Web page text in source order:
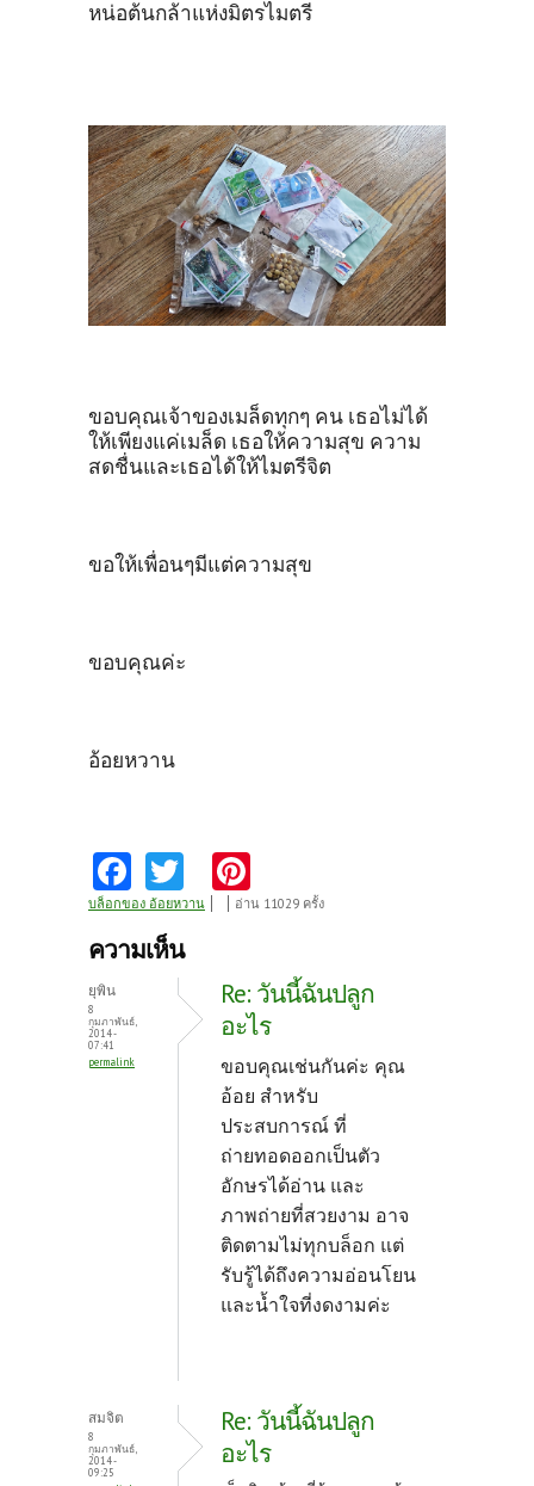
หน่อต้นกล้าแห่งมิตรไมตรี
ขอบคุณเจ้าของเมล็ดทุกๆ คน เธอไม่ได้
ให้เพียงแค่เมล็ด เธอให้ความสุข ความ
สดชื่นและเธอได้ให้ไมตรีจิต
ขอให้เพื่อนๆมีแต่ความสุข
ขอบคุณค่ะ
อ้อยหวาน
Fa
ce
b
o
k
w
itt
nt
es
t
บล็อกของ อ้อยหวาน อ่าน 11029 ครั้ง
ความเห็น
ยุพิน
8
กุมภาพันธ์,
2014 -
07:41
permalink
Re: วันนี้ฉันปลูก
อะไร
ขอบคุณเช่นกันค่ะ คุณ
อ้อย สำหรับ
ประสบการณ์ ที่
ถ่ายทอดออกเป็นตัว
อักษรได้อ่าน และ
ภาพถ่ายที่สวยงาม อาจ
ติดตามไม่ทุกบล็อก แต่
รับรู้ได้ถึงความอ่อนโยน
และน้ำใจที่งดงามค่ะ
สมจิต
8
กุมภาพันธ์,
2014 -
09:25
Re: วันนี้ฉันปลูก
อะไร